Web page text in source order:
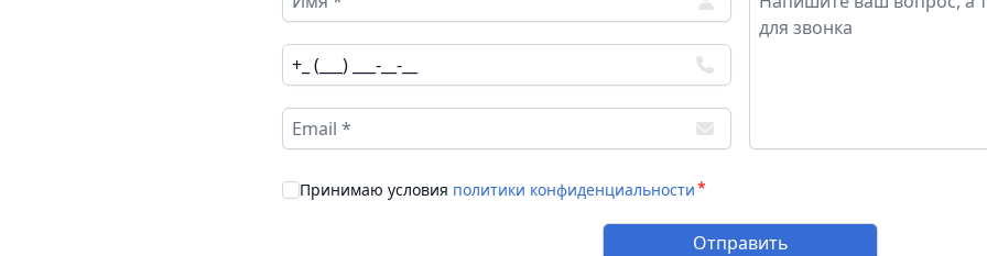
Принимаю условия политики конфиденциальности
Отправить